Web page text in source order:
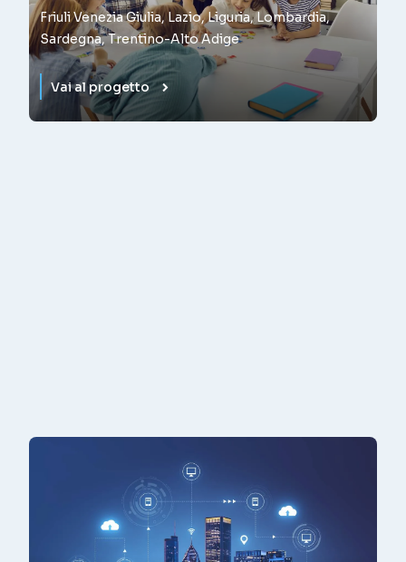
Friuli Venezia Giulia, Lazio, Liguria, Lombardia,
Sardegna, Trentino-Alto Adige
Vai al progetto